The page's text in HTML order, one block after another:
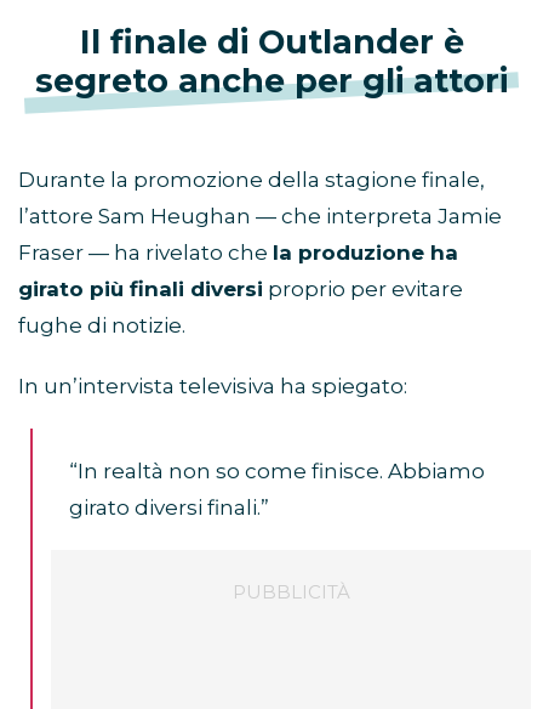
Il finale di Outlander è
segreto anche per gli attori
Durante la promozione della stagione finale,
l’attore Sam Heughan — che interpreta Jamie
Fraser — ha rivelato che la produzione ha
girato più finali diversi proprio per evitare
fughe di notizie.
In un’intervista televisiva ha spiegato:
“In realtà non so come finisce. Abbiamo
girato diversi finali.”